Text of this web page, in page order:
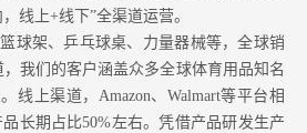
线上+线下”全渠道运营。
球架、乒乓球桌、力量器械等，全球销
，我们的客户涵盖众多全球体育用品知名
线上渠道，Amazon、Walmart等平台相
长期占比50%左右。凭借产品研发生产